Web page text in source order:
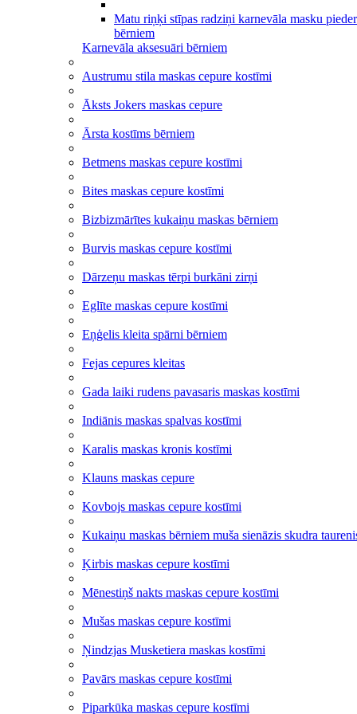
Matu riņķi stīpas radziņi karnevāla masku
bērniem
Karnevāla aksesuāri bērniem
Austrumu stila maskas cepure kostīmi
Āksts Jokers maskas cepure
Ārsta kostīms bērniem
Betmens maskas cepure kostīmi
Bites maskas cepure kostīmi
Bizbizmārītes kukaiņu maskas bērniem
Burvis maskas cepure kostīmi
Dārzeņu maskas tērpi burkāni zirņi
Eglīte maskas cepure kostīmi
Eņģelis kleita spārni bērniem
Fejas cepures kleitas
Gada laiki rudens pavasaris maskas kostīmi
Indiānis maskas spalvas kostīmi
Karalis maskas kronis kostīmi
Klauns maskas cepure
Kovbojs maskas cepure kostīmi
Kukaiņu maskas bērniem muša sienāzis skudra
Ķirbis maskas cepure kostīmi
Mēnestiņš nakts maskas cepure kostīmi
Mušas maskas cepure kostīmi
Ņindzjas Musketiera maskas kostīmi
Pavārs maskas cepure kostīmi
Piparkūka maskas cepure kostīmi